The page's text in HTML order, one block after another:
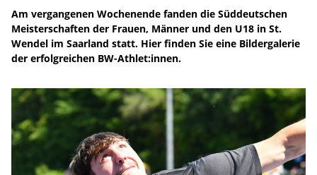
Am vergangenen Wochenende fanden die Süddeutschen
Meisterschaften der Frauen, Männer und den U18 in St.
Wendel im Saarland statt. Hier finden Sie eine Bildergalerie
der erfolgreichen BW-Athlet:innen.